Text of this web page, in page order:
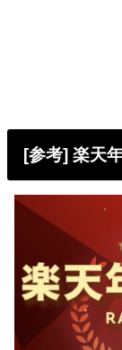
[参考] 楽天